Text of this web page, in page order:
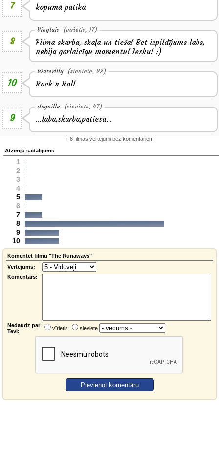
7 kopumā patika
8
Vieglais (vīrietis, 17)
Filma skarba, skaļa un tieša! Bet izpildījums labs,
nebija garlaicīgu momentu! Iesku! :)
10
Waterlily (sieviete, 22)
Rock n Roll
9
dogville (sieviete, 47)
...laba,skarba,patiesa...
+ 8 filmas vērtējumi bez komentāriem
Atzīmju sadalījums
1
2
3
4
5
6
7
8
9
10
Komentēt filmu "The Runaways"
Vērtējums:
Komentārs:
Nedaudz par
Tevi:
vīrietis sieviete